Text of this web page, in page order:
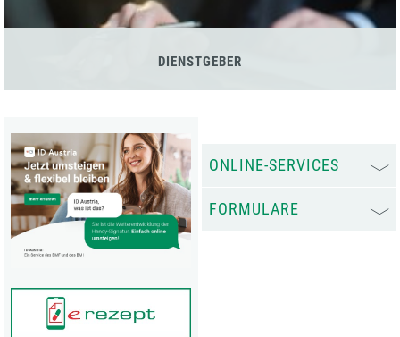
DIENSTGEBER
ONLINE-SERVICES
FORMULARE